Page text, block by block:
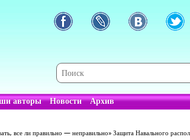
авторы Новости Архив
все ли правильно — неправильно» Защита Навального